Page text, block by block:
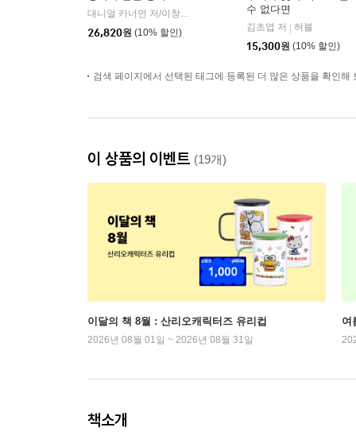
대니얼 카너먼 저/이창신 역
26,820원 (10% 할인)
수 없다면
김초엽 저
허블
15,300원 (10% 할인)
검색 페이지에서 선택된 태그에 등록된 더 많은 상품을 확인해
이 상품의 이벤트 (19개)
이달의 책 8월 : 산리오캐릭터즈 유리컵
2026년 08월 01일 ~ 2026년 08월 31일
여
책소개